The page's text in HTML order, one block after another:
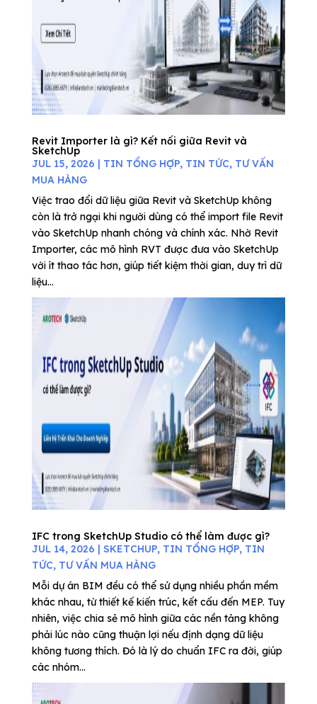
Revit Importer là gì? Kết nối giữa Revit và
SketchUp
JUL 15, 2026 | TIN TỔNG HỢP, TIN TỨC, TƯ VẤN
MUA HÀNG
Việc trao đổi dữ liệu giữa Revit và SketchUp không
còn là trở ngại khi người dùng có thể import file Revit
vào SketchUp nhanh chóng và chính xác. Nhờ Revit
Importer, các mô hình RVT được đưa vào SketchUp
với ít thao tác hơn, giúp tiết kiệm thời gian, duy trì dữ
liệu...
IFC trong SketchUp Studio có thể làm được gì?
JUL 14, 2026 | SKETCHUP, TIN TỔNG HỢP, TIN
TỨC, TƯ VẤN MUA HÀNG
Mỗi dự án BIM đều có thể sử dụng nhiều phần mềm
khác nhau, từ thiết kế kiến trúc, kết cấu đến MEP. Tuy
nhiên, việc chia sẻ mô hình giữa các nền tảng không
phải lúc nào cũng thuận lợi nếu định dạng dữ liệu
không tương thích. Đó là lý do chuẩn IFC ra đời, giúp
các nhóm...